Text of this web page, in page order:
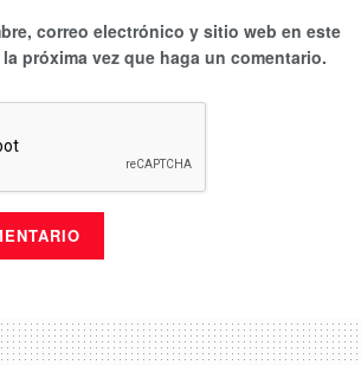
correo electrónico y sitio web en este
próxima vez que haga un comentario.